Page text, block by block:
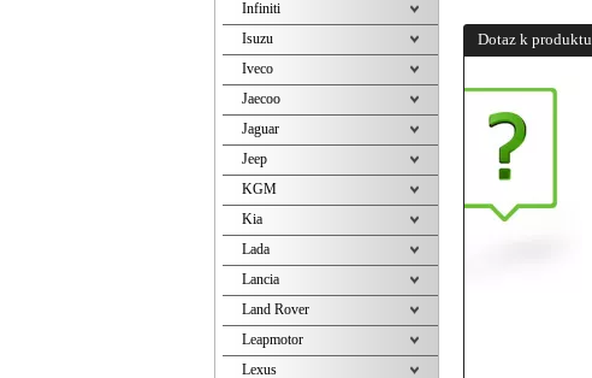
Dotaz k produktu
Infiniti
Isuzu
Iveco
Jaecoo
Jaguar
Jeep
KGM
Kia
Lada
Lancia
Land Rover
Leapmotor
Lexus